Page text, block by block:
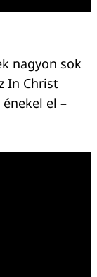
nagyon sok
In Christ
el –